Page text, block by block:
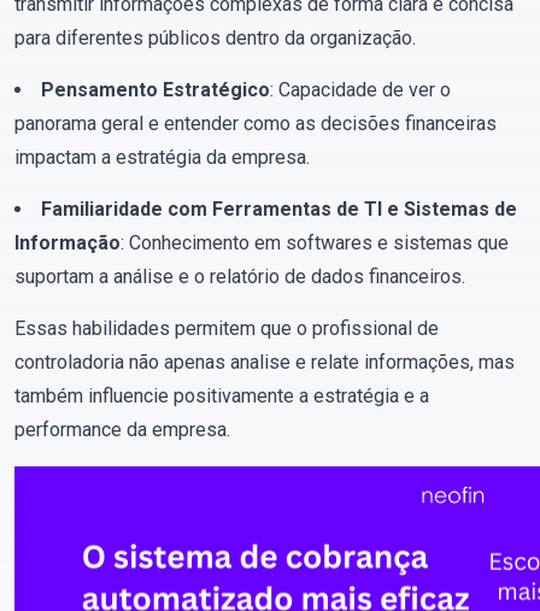
para diferentes públicos dentro da organização.
Pensamento Estratégico: Capacidade de ver o
panorama geral e entender como as decisões financeiras
impactam a estratégia da empresa.
Familiaridade com Ferramentas de TI e Sistemas de
Informação: Conhecimento em softwares e sistemas que
suportam a análise e o relatório de dados financeiros.
Essas habilidades permitem que o profissional de
controladoria não apenas analise e relate informações, mas
também influencie positivamente a estratégia e a
performance da empresa.